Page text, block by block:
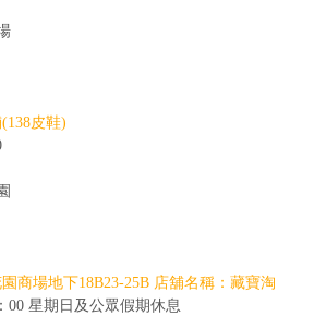
皮鞋)
商場地下18B23-25B 店舖名稱：藏寶淘
00 星期日及公眾假期休息